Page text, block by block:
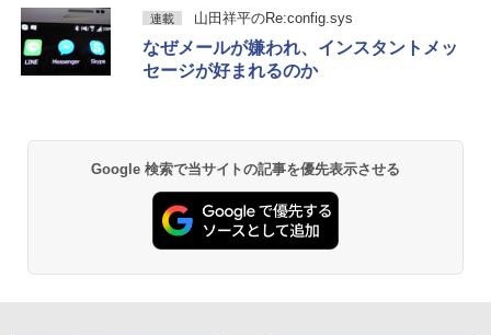
￥1,980
ニター 15.6 ディスプレイ ポータブルモ
dmi タイプC デュアルディスプレイ スタ
ンド ゲーム 液晶 薄型 軽量
￥19,800
￥26,400
ーズ） [ 小学館 ]
￥26,620
l.13
Anker Soundcore P40i オフホワイト
￥5,990
￥4,990
BRUCE WAYNE feat. Flo Milli, ATL Jacob
[Explicit]
￥250
BRUCE WAYNE feat. Flo Milli, ATL Jacob
[Explicit]
￥250
【Amazon.co.jp限定】 い・ろ・は・す 2L P
ET ラベルレス ×8本
￥1,001
by Amazon 天然水 ラベルレス 500ml ×24本
富士山の天然水 バナジウム含有 水 ミネラル
ットル (Smart Basic)
￥1,380
薬屋のひとりごと 17巻 (デジタル版ビッグガ
ンガンコミックス)
￥770
異世界居酒屋「のぶ」(22) (角川コミックス・
エース)
￥832
連載 山田祥平のRe:config.sys
なぜメールが嫌われ、インスタントメッ
セージが好まれるのか
Google 検索で当サイトの記事を優先表示させる